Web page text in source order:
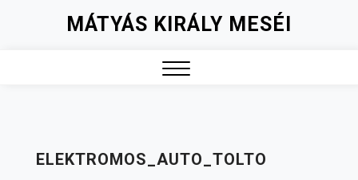
MÁTYÁS KIRÁLY MESÉI
ELEKTROMOS_AUTO_TOLTO